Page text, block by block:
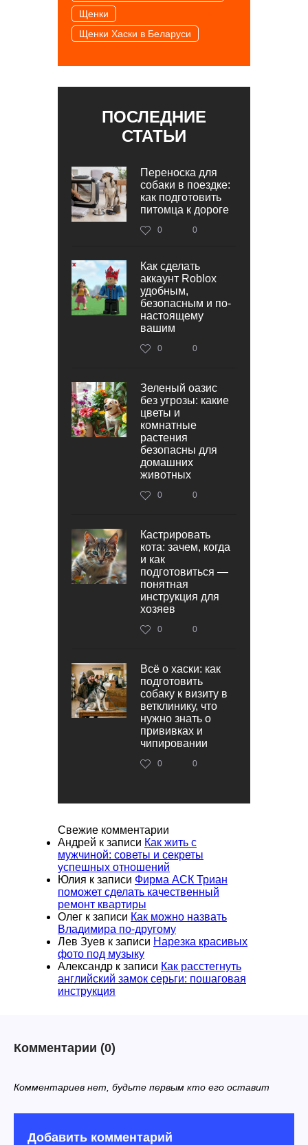
Щенки
Щенки Хаски в Беларуси
ПОСЛЕДНИЕ
СТАТЬИ
Переноска для
собаки в поездке:
как подготовить
питомца к дороге
0 0
Как сделать
аккаунт Roblox
удобным,
безопасным и по-
настоящему
вашим
0 0
Зеленый оазис
без угрозы: какие
цветы и
комнатные
растения
безопасны для
домашних
животных
0 0
Кастрировать
кота: зачем, когда
и как
подготовиться —
понятная
инструкция для
хозяев
0 0
Всё о хаски: как
подготовить
собаку к визиту в
ветклинику, что
нужно знать о
прививках и
чипировании
0 0
Свежие комментарии
Андрей к записи Как жить с
мужчиной: советы и секреты
успешных отношений
Юлия к записи Фирма АСК Триан
поможет сделать качественный
ремонт квартиры
Олег к записи Как можно назвать
Владимира по-другому
Лев Зуев к записи Нарезка красивых
фото под музыку
Александр к записи Как расстегнуть
английский замок серьги: пошаговая
инструкция
Комментарии (0)
Комментариев нет, будьте первым кто его оставит
Добавить комментарий